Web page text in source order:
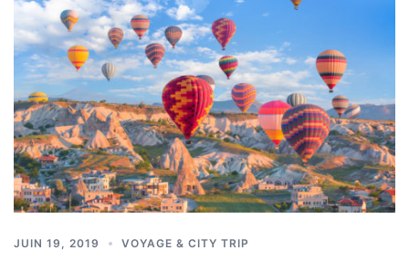
JUIN 19, 2019 VOYAGE & CITY TRIP